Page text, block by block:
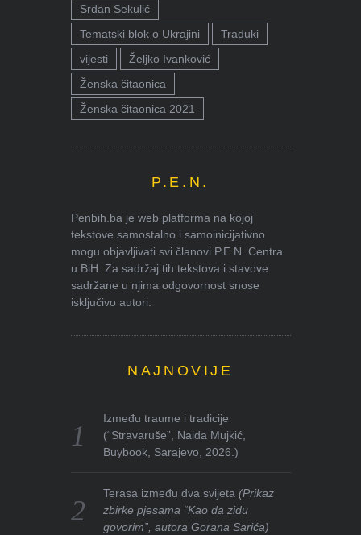
Srđan Sekulić
Tematski blok o Ukrajini
Traduki
vijesti
Željko Ivanković
Ženska čitaonica
Ženska čitaonica 2021
P.E.N.
Penbih.ba je web platforma na kojoj
tekstove samostalno i samoinicijativno
mogu objavljivati svi članovi P.E.N. Centra
u BiH. Za sadržaj tih tekstova i stavove
sadržane u njima odgovornost snose
isključivo autori.
NAJNOVIJE
Između traume i tradicije
(“Stravaruše”, Naida Mujkić,
Buybook, Sarajevo, 2026.)
Terasa između dva svijeta(Prikaz
zbirke pjesama “Kao da zidu
govorim”, autora Gorana Sarića)